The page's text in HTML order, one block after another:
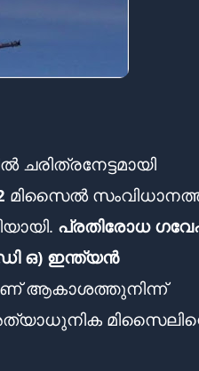
മിസൈൽ
പ്രതിരോധ
ഒ) ഇന്ത്യൻ
ആകാശത്തുനിന്ന്